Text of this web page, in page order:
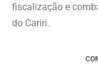
fiscalização e
do Cariri.